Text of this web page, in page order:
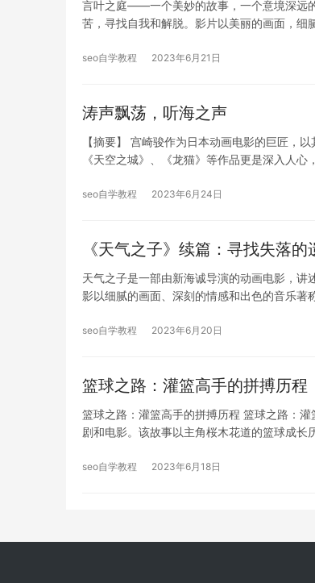
言叶之庭——一个美妙的故事，一个意境深远
苦，寻找自我和解脱。影片以美丽的画面，
seo自学教程 2023年6月21日
涛声飘荡，听海之声
【摘要】 宫崎骏作为日本动画电影的巨匠，
《天空之城》、《龙猫》等作品更是深入人
seo自学教程 2023年6月24日
《天气之子》续篇：寻找失落的
天气之子是一部由新海诚导演的动画电影，
影以细腻的画面、深刻的情感和出色的音乐著
seo自学教程 2023年6月20日
篮球之路：灌篮高手的拼搏历程
篮球之路：灌篮高手的拼搏历程 篮球之路：
剧和电影。该故事以主角桜木花道的篮球成长
seo自学教程 2023年6月18日